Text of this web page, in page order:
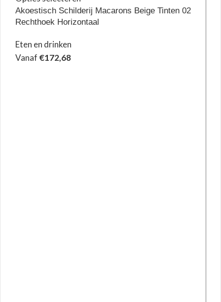
Akoestisch Schilderij Macarons Beige Tinten 02
Rechthoek Horizontaal
Eten en drinken
Vanaf €172,68